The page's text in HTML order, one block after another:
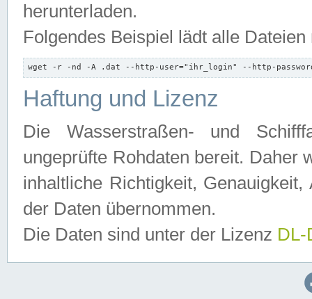
herunterladen.
Folgendes Beispiel lädt alle
wget -r -nd -A .dat --http-user="ihr_login" --http-
Haftung und Lizenz
Die Wasserstraßen- und
ungeprüfte Rohdaten bereit. Daher
inhaltliche Richtigkeit,
der Daten übernommen.
Die Daten sind unter der Lizenz